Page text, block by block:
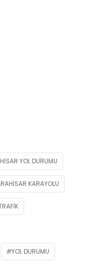
YOL DURUMU
KARAYOLU
YOL DURUMU